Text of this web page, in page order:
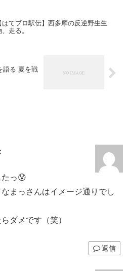
はてブロ駅伝】西多摩の反逆野生生
、走る。
語る 夏を戦
っ😰
まっさんはイメージ通りでし
ダメです（笑）
返信